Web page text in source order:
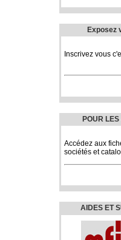
Exposez
Inscrivez vous
POUR
Accédez aux
sociétés et
AIDES ET